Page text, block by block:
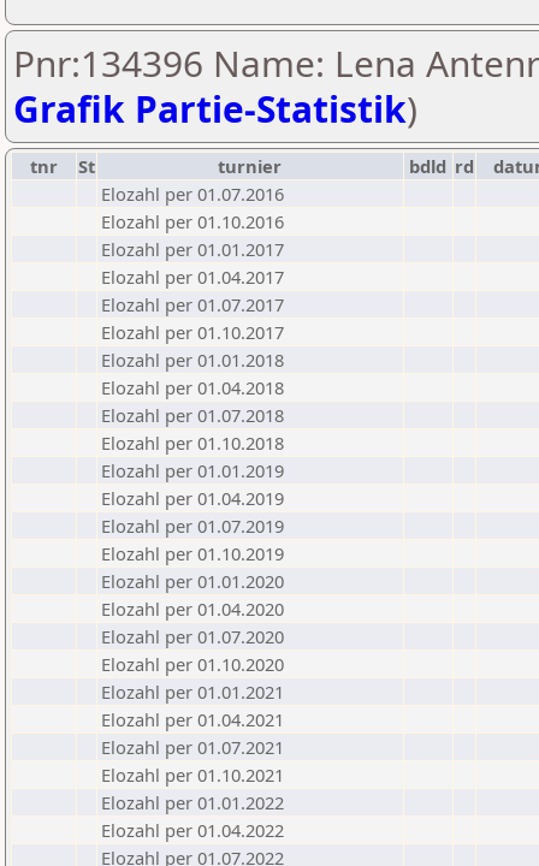
Pnr:134396 Name: Lena
Grafik Partie-Statistik)
tnr St turnier bdld rd
Elozahl per 01.07.2016
Elozahl per 01.10.2016
Elozahl per 01.01.2017
Elozahl per 01.04.2017
Elozahl per 01.07.2017
Elozahl per 01.10.2017
Elozahl per 01.01.2018
Elozahl per 01.04.2018
Elozahl per 01.07.2018
Elozahl per 01.10.2018
Elozahl per 01.01.2019
Elozahl per 01.04.2019
Elozahl per 01.07.2019
Elozahl per 01.10.2019
Elozahl per 01.01.2020
Elozahl per 01.04.2020
Elozahl per 01.07.2020
Elozahl per 01.10.2020
Elozahl per 01.01.2021
Elozahl per 01.04.2021
Elozahl per 01.07.2021
Elozahl per 01.10.2021
Elozahl per 01.01.2022
Elozahl per 01.04.2022
Elozahl per 01.07.2022